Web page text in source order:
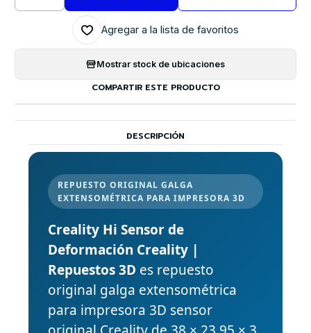
Agregar a la lista de favoritos
Mostrar stock de ubicaciones
COMPARTIR ESTE PRODUCTO
DESCRIPCIÓN
REPUESTO ORIGINAL GALGA
EXTENSOMÉTRICA PARA IMPRESORA 3D
Creality Hi Sensor de
Deformación Creality |
Repuestos 3D es repuesto
original galga extensométrica
para impresora 3D sensor